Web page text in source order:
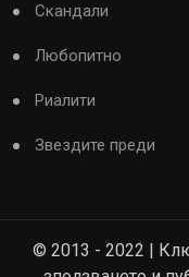
Скандали
Любопитно
Риалити
Звездите преди
© 2013 - 2022 |